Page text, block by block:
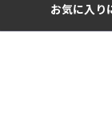
お気に入り